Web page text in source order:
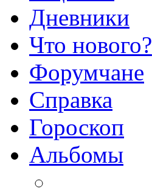
Дневники
Что нового?
Форумчане
Справка
Гороскоп
Альбомы